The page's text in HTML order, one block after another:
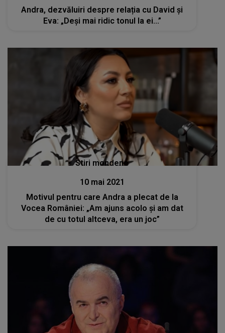
Andra, dezvăluiri despre relația cu David și
Eva: „Deși mai ridic tonul la ei...”
Stiri mondene
10 mai 2021
Motivul pentru care Andra a plecat de la
Vocea României: „Am ajuns acolo și am dat
de cu totul altceva, era un joc”